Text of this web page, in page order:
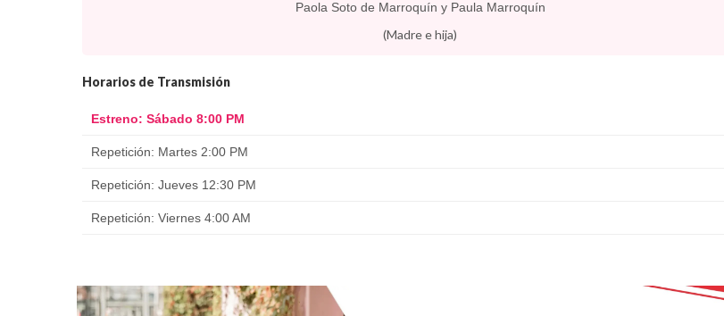
Paola Soto de Marroquín y Paula Marroquín
(Madre e hija)
Horarios de Transmisión
Estreno: Sábado 8:00 PM
Repetición: Martes 2:00 PM
Repetición: Jueves 12:30 PM
Repetición: Viernes 4:00 AM